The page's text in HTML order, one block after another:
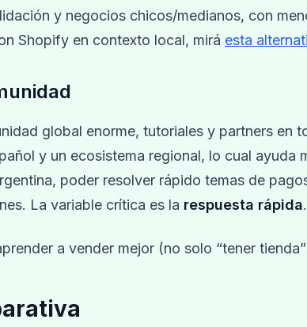
y negocios chicos/medianos, con
Shopify en contexto local, mirá esta
global enorme, tutoriales y partners en
y un ecosistema regional, lo cual ayuda
poder resolver rápido temas de
La variable crítica es la respuesta rápida.
a vender mejor (no solo “tener